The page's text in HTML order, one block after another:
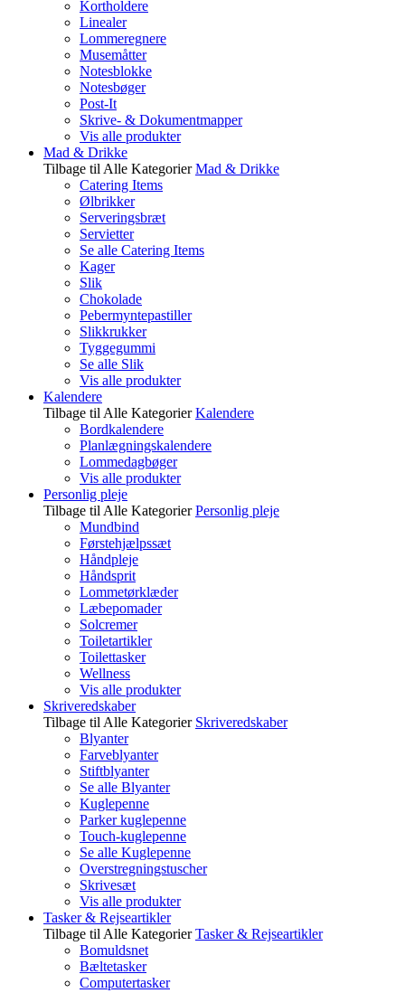
Kortholdere
Linealer
Lommeregnere
Musemåtter
Notesblokke
Notesbøger
Post-It
Skrive- & Dokumentmapper
Vis alle produkter
Mad & Drikke
Tilbage til Alle Kategorier Mad & Drikke
Catering Items
Ølbrikker
Serveringsbræt
Servietter
Se alle Catering Items
Kager
Slik
Chokolade
Pebermyntepastiller
Slikkrukker
Tyggegummi
Se alle Slik
Vis alle produkter
Kalendere
Tilbage til Alle Kategorier Kalendere
Bordkalendere
Planlægningskalendere
Lommedagbøger
Vis alle produkter
Personlig pleje
Tilbage til Alle Kategorier Personlig pleje
Mundbind
Førstehjælpssæt
Håndpleje
Håndsprit
Lommetørklæder
Læbepomader
Solcremer
Toiletartikler
Toilettasker
Wellness
Vis alle produkter
Skriveredskaber
Tilbage til Alle Kategorier Skriveredskaber
Blyanter
Farveblyanter
Stiftblyanter
Se alle Blyanter
Kuglepenne
Parker kuglepenne
Touch-kuglepenne
Se alle Kuglepenne
Overstregningstuscher
Skrivesæt
Vis alle produkter
Tasker & Rejseartikler
Tilbage til Alle Kategorier Tasker & Rejseartikler
Bomuldsnet
Bæltetasker
Computertasker